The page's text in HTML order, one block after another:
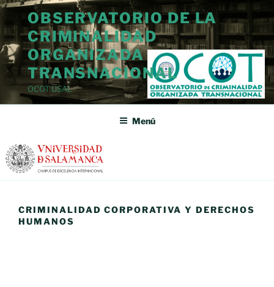
Saltar
contenido
OBSERVATORIO DE LA
CRIMINALIDAD
ORGANIZADA
TRANSNACIONAL
OCOT USAL
Menú
CRIMINALIDAD CORPORATIVA Y DERECHOS
HUMANOS